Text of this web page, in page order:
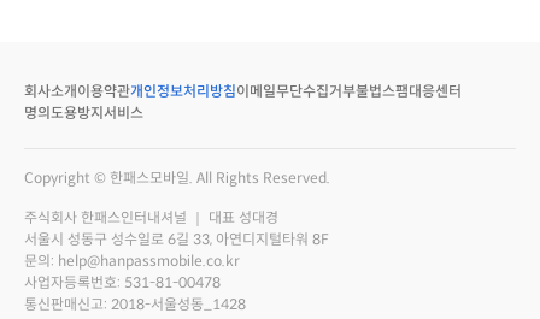
회사소개 이용약관개인정보처리방침이메일무단수집거부불법스팸대응센터
명의도용방지서비스
Copyright © 한패스모바일. All Rights Reserved.
주식회사 한패스인터내셔널 ｜ 대표 성대경
서울시 성동구 성수일로 6길 33, 아연디지털타워 8F
문의: help@hanpassmobile.co.kr
사업자등록번호: 531-81-00478
통신판매신고: 2018-서울성동_1428